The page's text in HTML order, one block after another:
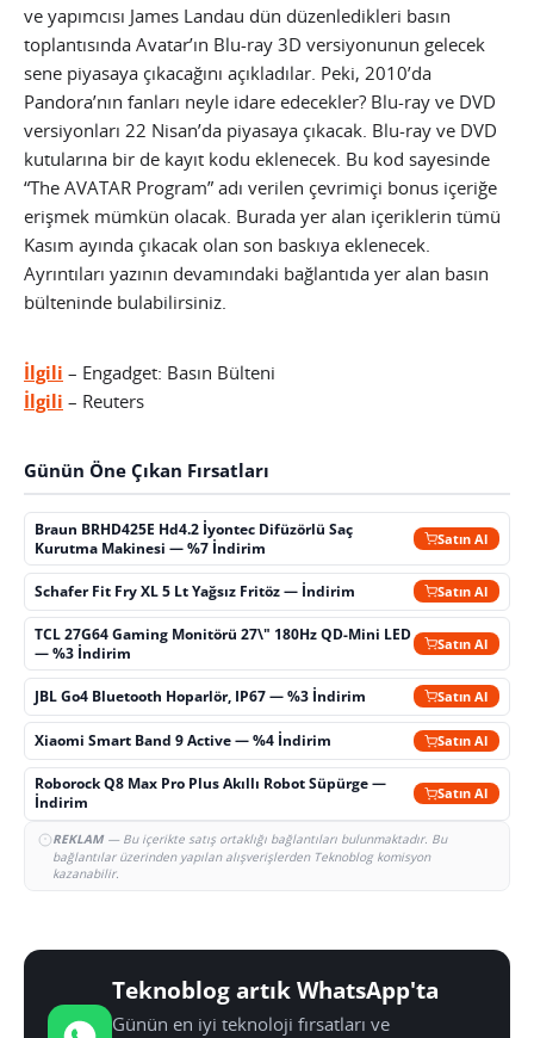
ve yapımcısı James Landau dün düzenledikleri basın
toplantısında Avatar’ın Blu-ray 3D versiyonunun gelecek
sene piyasaya çıkacağını açıkladılar. Peki, 2010’da
Pandora’nın fanları neyle idare edecekler? Blu-ray ve DVD
versiyonları 22 Nisan’da piyasaya çıkacak. Blu-ray ve DVD
kutularına bir de kayıt kodu eklenecek. Bu kod sayesinde
“The AVATAR Program” adı verilen çevrimiçi bonus içeriğe
erişmek mümkün olacak. Burada yer alan içeriklerin tümü
Kasım ayında çıkacak olan son baskıya eklenecek.
Ayrıntıları yazının devamındaki bağlantıda yer alan basın
bülteninde bulabilirsiniz.
İlgili – Engadget: Basın Bülteni
İlgili – Reuters
Günün Öne Çıkan Fırsatları
Braun BRHD425E Hd4.2 İyontec Difüzörlü Saç
Kurutma Makinesi — %7 İndirim
Satın Al
Schafer Fit Fry XL 5 Lt Yağsız Fritöz — İndirim Satın Al
TCL 27G64 Gaming Monitörü 27\" 180Hz QD-Mini LED
— %3 İndirim
Satın Al
JBL Go4 Bluetooth Hoparlör, IP67 — %3 İndirim Satın Al
Xiaomi Smart Band 9 Active — %4 İndirim Satın Al
Roborock Q8 Max Pro Plus Akıllı Robot Süpürge —
İndirim
Satın Al
REKLAM— Bu içerikte satış ortaklığı bağlantıları bulunmaktadır. Bu
bağlantılar üzerinden yapılan alışverişlerden Teknoblog komisyon
kazanabilir.
Teknoblog artık WhatsApp'ta
Günün en iyi teknoloji fırsatları ve